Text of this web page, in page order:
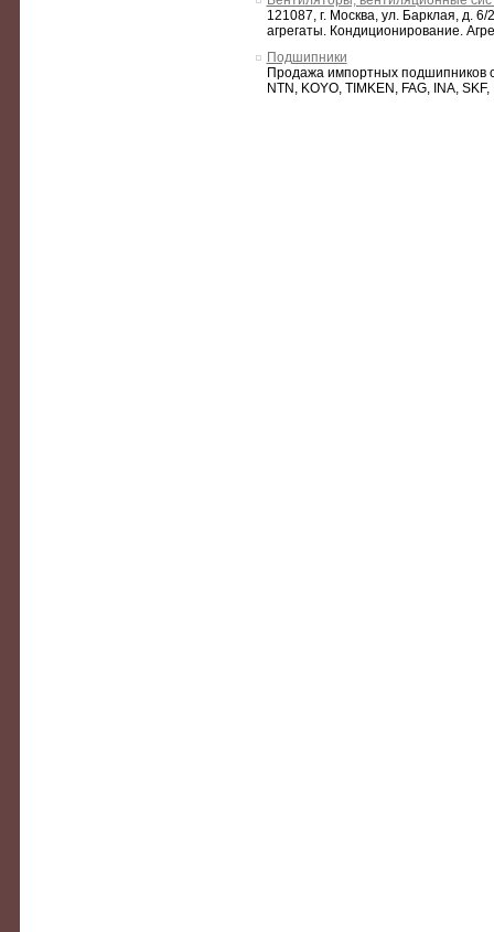
121087, г. Москва, ул. Барклая,
агрегаты. Кондиционирование.
Подшипники
Продажа импортных подшипников
NTN, KOYO, TIMKEN, FAG, INA,